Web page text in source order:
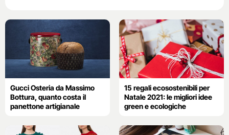
Gucci Osteria da Massimo
Bottura, quanto costa il
panettone artigianale
15 regali ecosostenibili per
Natale 2021: le migliori idee
green e ecologiche